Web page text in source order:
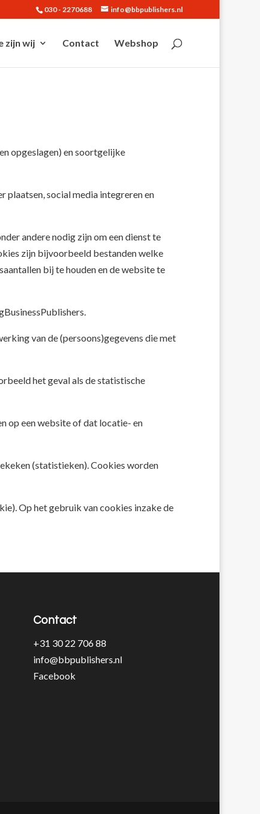
030 - 2270688 info@bbpublishers.nl
zijn wij Contact Webshop
opgeslagen) en soortgelijke
plaatsen, social media integreren en
andere nodig zijn om een dienst te
zijn bijvoorbeeld bestanden welke
bij te houden en de website te
van de (persoons)gegevens die met
het geval als de statistische
op een website of dat locatie- en
(statistieken). Cookies worden
Op het gebruik van cookies inzake de
Contact
+31 30 22 706 88
info@bbpublishers.nl
Facebook